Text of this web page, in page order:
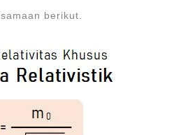
berikut.